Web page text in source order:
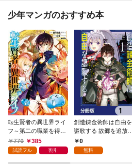
少年マンガのおすすめ本
転生賢者の異世界ライ
フ～第二の職業を得
て、世界最強になりま
した～ 1巻
770 385
試読フル 割引
創造錬金術師は自由を
謳歌する 故郷を追放さ
れたら、魔王のお膝元
で超絶効果のマジック
0
無料